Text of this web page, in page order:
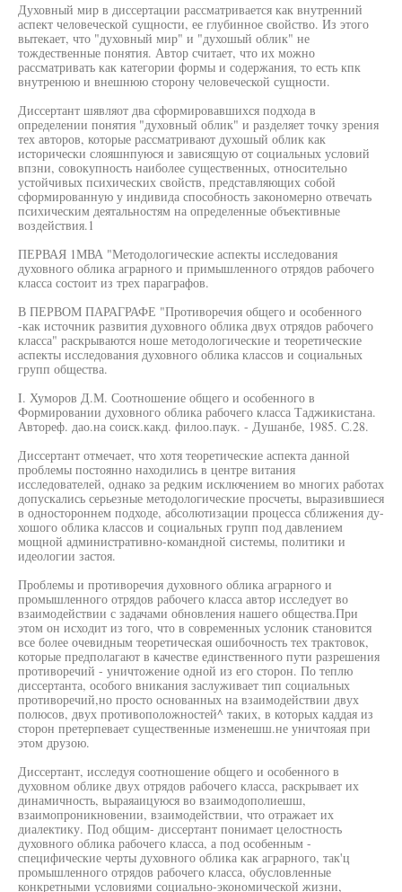
Духовный мир в диссертации рассматривается как внутренний
аспект человеческой сущности, ее глубинное свойство. Из этого
вытекает, что "духовный мир" и "духошый облик" не
тождественные понятия. Автор считает, что их можно
рассматривать как категории формы и содержания, то есть кпк
внутренюю и внешнюю сторону человеческой сущности.
Диссертант шявляот два сформировавшихся подхода в
определении понятия "духовный облик" и разделяет точку зрения
тех авторов, которые рассматривают духошый облик как
исторически слояшнпуюся и зависящую от социальных условий
впзни, совокупность наиболее существенных, относительно
устойчивых психических свойств, представляющих собой
сформированную у индивида способность закономерно отвечать
психическим деятальностям на определенные объективные
воздействия.1
ПЕРВАЯ 1МВА "Методологические аспекты исследования
духовного облика аграрного и примышленного отрядов рабочего
класса состоит из трех параграфов.
В ПЕРВОМ ПАРАГРАФЕ "Противоречия общего и особенного
-как источник развития духовного облика двух отрядов рабочего
класса" раскрываются ноше методологические и теоретические
аспекты исследования духовного облика классов и социальных
групп общества.
I. Хуморов Д.М. Соотношение общего и особенного в
Формировании духовного облика рабочего класса Таджикистана.
Автореф. дао.на соиск.какд. филоо.паук. - Душанбе, 1985. С.28.
Диссертант отмечает, что хотя теоретические аспекта данной
проблемы постоянно находились в центре витания
исследователей, однако за редким исключением во многих работах
допускались серьезные методологические просчеты, выразившиеся
в одностороннем подходе, абсолютизации процесса сближения ду-
хошого облика классов и социальных групп под давлением
мощной административно-командной системы, политики и
идеологии застоя.
Проблемы и противоречия духовного облика аграрного и
промышленного отрядов рабочего класса автор исследует во
взаимодействии с задачами обновления нашего общества.При
этом он исходит из того, что в современных услоник становится
все более очевидным теоретическая ошибочность тех трактовок,
которые предполагают в качестве единственного пути разрешения
противоречий - уничтожение одной из его сторон. По теплю
диссертанта, особого вникания заслуживает тип социальных
противоречий,но просто основанных на взаимодействии двух
полюсов, двух противоположностей^ таких, в которых каддая из
сторон претерпевает существенные изменешш.не уничтояая при
этом друзою.
Диссертант, исследуя соотношение общего и особенного в
духовном облике двух отрядов рабочего класса, раскрывает их
динамичность, выраяаицуюся во взаимодополиешш,
взаимопроникновении, взаимодействии, что отражает их
диалектику. Под общим- диссертант понимает целостность
духовного облика рабочего класса, а под особенным -
специфические черты духовного облика как аграрного, так'ц
промышленного отрядов рабочего класса, обусловленные
конкретными условиями социально-экономической жизни,